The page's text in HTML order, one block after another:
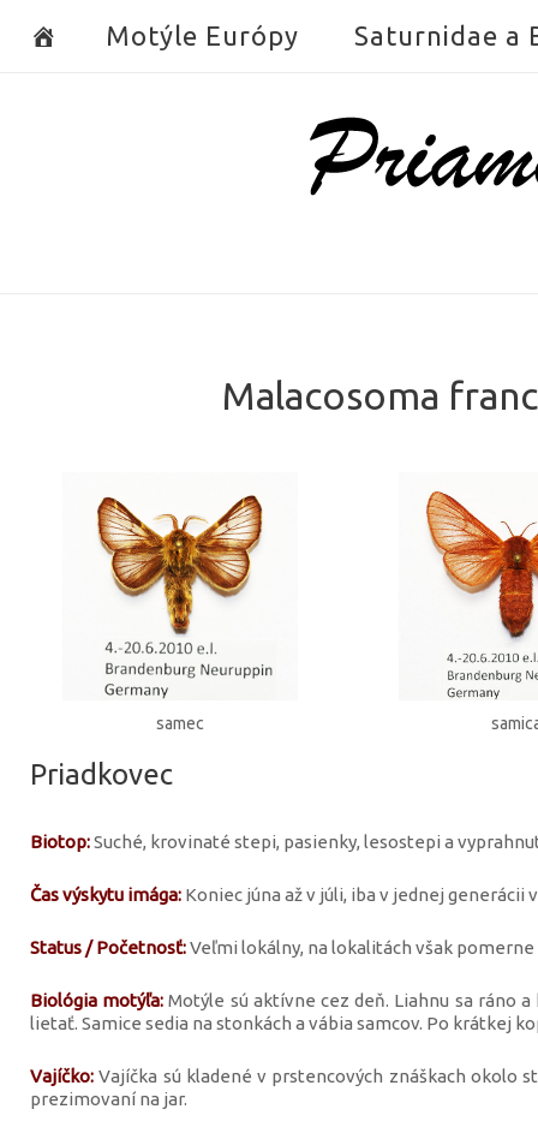
Motýle Európy Saturnidae a
Home
Malacosoma
samec
Priadkovec
Biotop:Suché, krovinaté stepi, pasienky, lesostepi a
Čas výskytu imága: Koniec júna až v júli, iba v jednej generácii
Status / Početnosť:Veľmi lokálny, na lokalitách však pomerne
Biológia motýľa: Motýle sú aktívne cez deň. Liahnu sa ráno
lietať. Samice sedia na stonkách a vábia samcov. Po krátkej
Vajíčko: Vajíčka sú kladené v prstencových znáškach okolo
prezimovaní na jar.